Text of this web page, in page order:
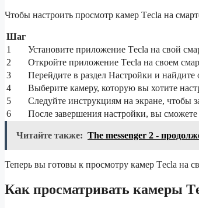
Чтобы настроить просмотр камер Tесla на
Шаг
1
Установите приложение Tесla на свой
2
Откройте приложение Tесla на своем
3
Перейдите в раздел Настройки и
4
Выберите камеру, которую вы хотите
5
Следуйте инструкциям на экране, чтобы
6
После завершения настройки, вы
Читайте также: The messenger 2 -
Теперь вы готовы к просмотру камер Tесla на
Как просматривать камеры